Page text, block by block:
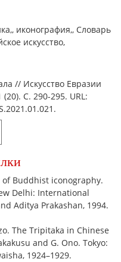
иконография, Словарь
искусство,
// Искусство Евразии
С. 290-295. URL:
Buddhist iconography.
Delhi: International
Aditya Prakashan, 1994.
The Tripitaka in Chinese
and G. Ono. Tokyo:
1924–1929.